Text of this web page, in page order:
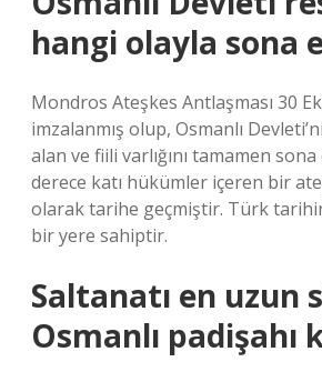
hangi olayla sona
Mondros Ateşkes Antlaşması 30
imzalanmış olup, Osmanlı
alan ve fiili varlığını tamamen
derece katı hükümler içeren bir
olarak tarihe geçmiştir. Türk
bir yere sahiptir.
Saltanatı en uzun
Osmanlı padişahı